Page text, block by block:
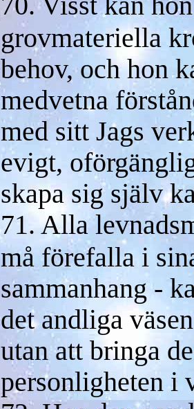
grovmateriella
behov, och hon
medvetna
med sitt Jags
evigt,
skapa sig själv
71. Alla
må förefalla i
sammanhang -
det andliga
utan att bringa
personligheten i